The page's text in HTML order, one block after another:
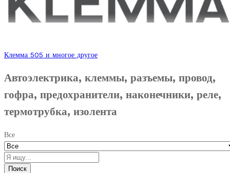
Клемма 505 и многое другое
Автоэлектрика, клеммы, разъемы, провод,
гофра, предохранители, наконечники, реле,
термотрубка, изолента
Все
Поиск